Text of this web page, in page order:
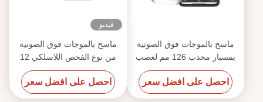
ماسح بالموجات فوق الصوتية
بمسبار محدب 126 مم لعصب
MSK الوعائي
احصل على افضل سعر
فيديو
ماسح بالموجات فوق الصوتية
من نوع الفحص اللاسلكي 12
ميجا هرتز 3000 مللي أمبير في
الساعة لهاتف Iphone
احصل على افضل سعر